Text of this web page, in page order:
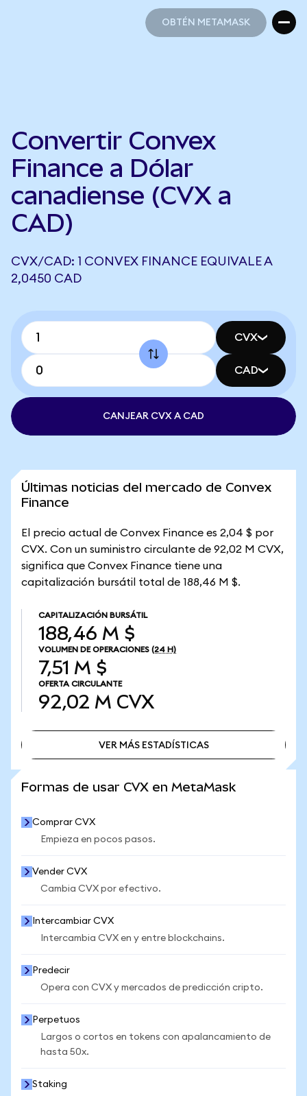
OBTÉN METAMASK
Convertir Convex
Finance a Dólar
canadiense (CVX a
CAD)
CVX/CAD: 1 CONVEX FINANCE EQUIVALE A
2,0450 CAD
CVX
CAD
CANJEAR CVX A CAD
Últimas noticias del mercado de Convex
Finance
El precio actual de Convex Finance es 2,04 $ por
CVX. Con un suministro circulante de 92,02 M CVX,
significa que Convex Finance tiene una
capitalización bursátil total de 188,46 M $.
CAPITALIZACIÓN BURSÁTIL
188,46 M $
VOLUMEN DE OPERACIONES (24 H)
7,51 M $
OFERTA CIRCULANTE
92,02 M CVX
VER MÁS ESTADÍSTICAS
Formas de usar CVX en MetaMask
Comprar CVX
Empieza en pocos pasos.
Vender CVX
Cambia CVX por efectivo.
Intercambiar CVX
Intercambia CVX en y entre blockchains.
Predecir
Opera con CVX y mercados de predicción cripto.
Perpetuos
Largos o cortos en tokens con apalancamiento de
hasta 50x.
Staking